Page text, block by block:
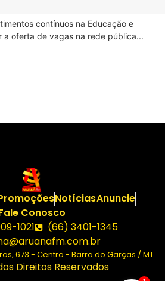
contínuos na Educação e
a oferta de vagas na rede pública...
NotíciasAnuncie
Conosco
1021
(66) 3401-1345
673 - Centro - Barra do Garças / MT
Direitos Reservados